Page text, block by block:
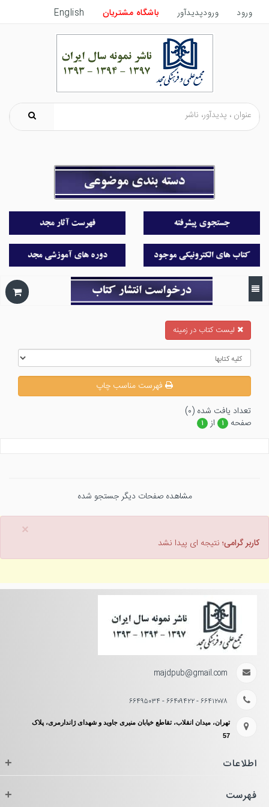
ورود ورودپدیدآور باشگاه مشتریان English
ليست كتاب در زمينه
فهرست مناسب چاپ
تعداد يافت شده (۰)
صفحه
۱ از ۱
مشاهده صفحات دیگر جستجو شده
×
کاربر گرامی؛ نتیجه ای پیدا نشد
majdpub@gmail.com
۶۶۴۱۲۰۷۸ - ۶۶۴۰۹۴۲۲ - ۶۶۴۹۵۰۳۴
تهران، میدان انقلاب، تقاطع خیابان منیری جاوید و شهدای ژاندارمری، پلاک
57
اطلاعات +
فهرست +